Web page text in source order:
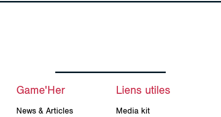
Game'Her
News & Articles
Liens utiles
Media kit